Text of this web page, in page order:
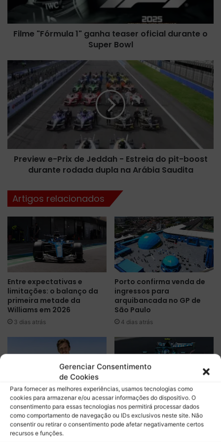
Gerenciar Consentimento
de Cookies
Para fornecer as melhores experiências, usamos tecnologias como
cookies para armazenar e/ou acessar informações do dispositivo. O
consentimento para essas tecnologias nos permitirá processar dados
como comportamento de navegação ou IDs exclusivos neste site. Não
consentir ou retirar o consentimento pode afetar negativamente certos
recursos e funções.
r
1
"
a
n
a
o
c
a
l
d
u
r
a
n
o
p
e
B
o
w
Filme "Fórmula 1" ganha teaser oficial durante o
Super Bowl
r
e
i
e
e
-
x
d
a
h
-
E
s
t
r
a
p
-
b
o
Preview e-Prix de Jeddah - Estreia do pit-boost
durante rodada dupla na Arábia Saudita
Artigos relacionados
Entre expectativas e
limitações: o balanço da
primeira metade da
Williams em 2026
3 dias atrás
Porto confirma venda de
ingressos para
arquibancada no GP de
São Paulo
4 dias atrás
Théo Pourchaire é
confirmado pela Opel para
estreia na Fórmula E
durante a era GEN4
De candidata ao topo a
apenas um ponto: o
balanço da primeira
metade da temporada